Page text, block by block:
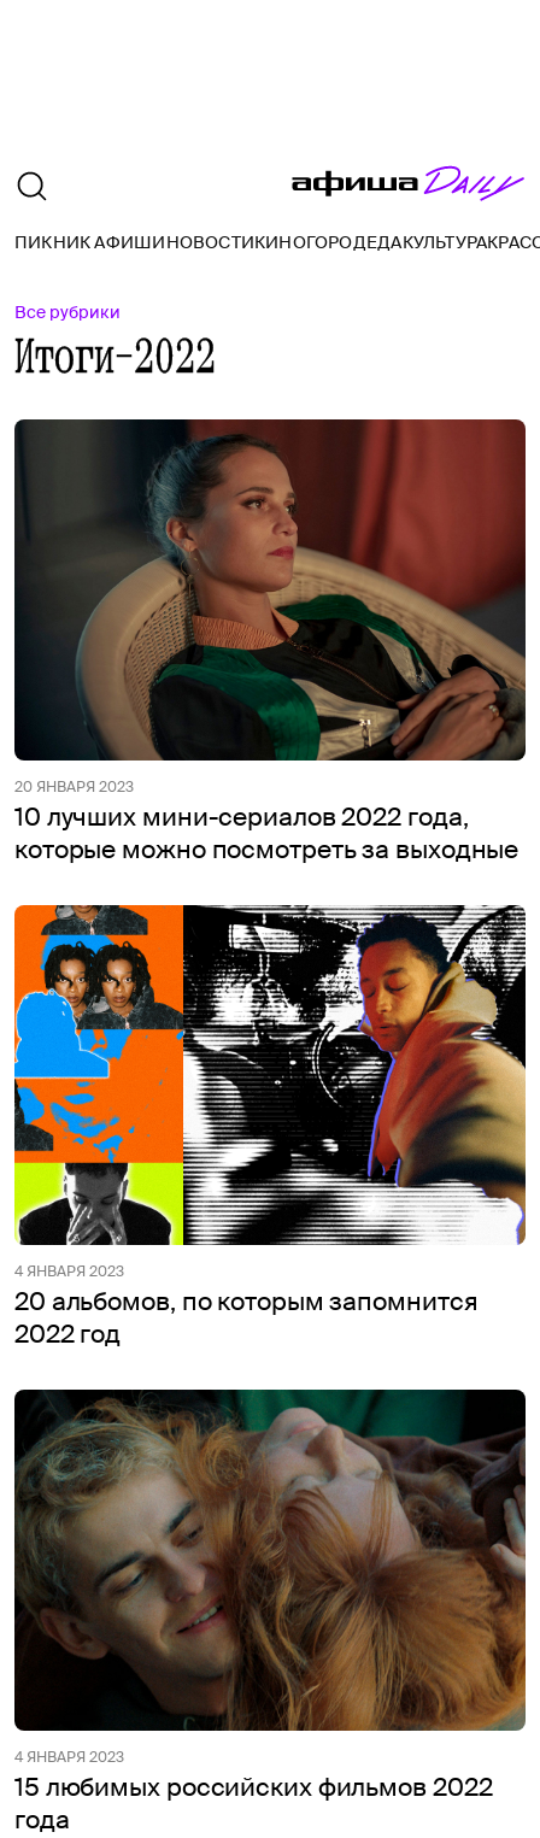
ПИКНИК АФИШИНОВОСТИКИНОГОРОДЕДАКУЛЬТУРА
Все рубрики
Итоги-2022
20 ЯНВАРЯ 2023
10 лучших мини-сериалов 2022 года,
которые можно посмотреть за выходные
4 ЯНВАРЯ 2023
20 альбомов, по которым запомнится
2022 год
4 ЯНВАРЯ 2023
15 любимых российских фильмов 2022
года